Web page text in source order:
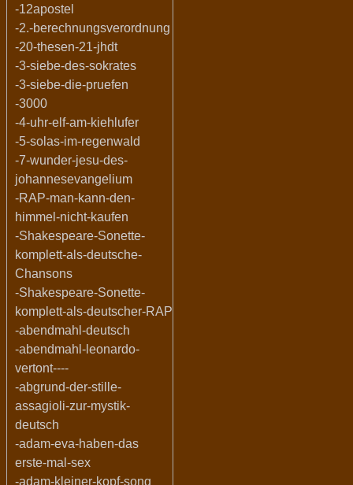
-12apostel
-2.-berechnungsverordnung
-20-thesen-21-jhdt
-3-siebe-des-sokrates
-3-siebe-die-pruefen
-3000
-4-uhr-elf-am-kiehlufer
-5-solas-im-regenwald
-7-wunder-jesu-des-
johannesevangelium
-RAP-man-kann-den-
himmel-nicht-kaufen
-Shakespeare-Sonette-
komplett-als-deutsche-
Chansons
-Shakespeare-Sonette-
komplett-als-deutscher-RAP
-abendmahl-deutsch
-abendmahl-leonardo-
vertont----
-abgrund-der-stille-
assagioli-zur-mystik-
deutsch
-adam-eva-haben-das
erste-mal-sex
-adam-kleiner-kopf-song